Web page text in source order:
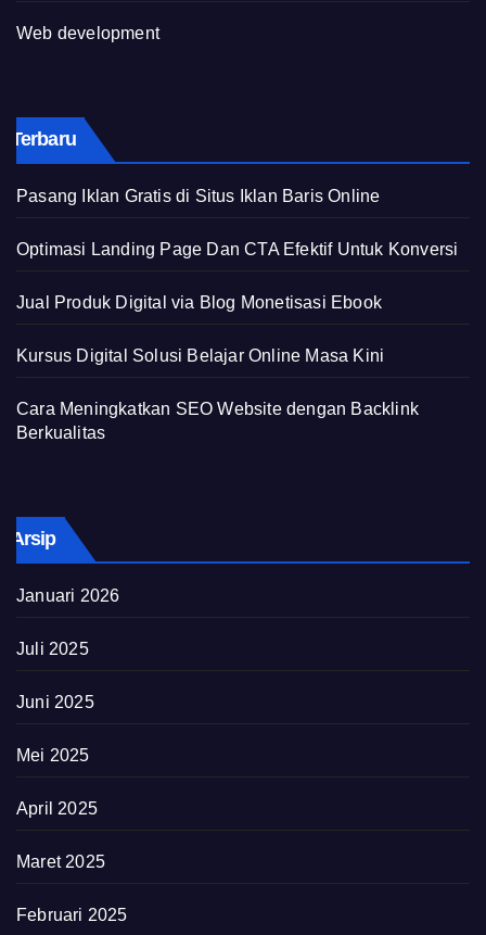
Web development
Terbaru
Pasang Iklan Gratis di Situs Iklan Baris Online
Optimasi Landing Page Dan CTA Efektif Untuk Konversi
Jual Produk Digital via Blog Monetisasi Ebook
Kursus Digital Solusi Belajar Online Masa Kini
Cara Meningkatkan SEO Website dengan Backlink
Berkualitas
Arsip
Januari 2026
Juli 2025
Juni 2025
Mei 2025
April 2025
Maret 2025
Februari 2025